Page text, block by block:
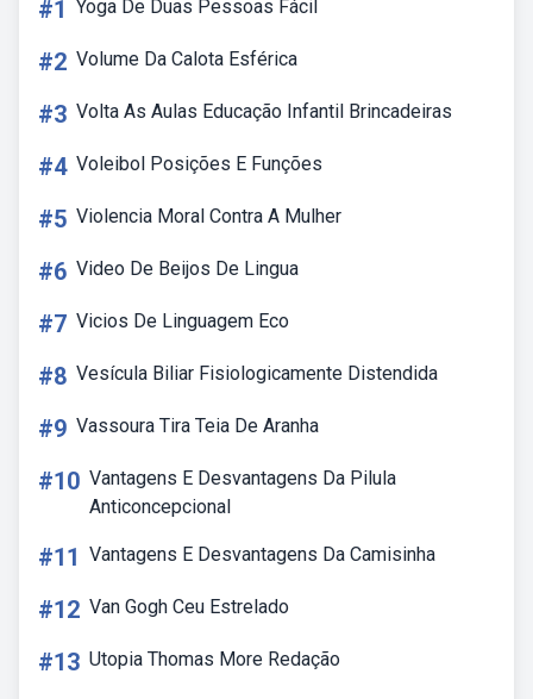
#1 Yoga De Duas Pessoas Fácil
#2 Volume Da Calota Esférica
#3 Volta As Aulas Educação Infantil Brincadeiras
#4 Voleibol Posições E Funções
#5 Violencia Moral Contra A Mulher
#6 Video De Beijos De Lingua
#7 Vicios De Linguagem Eco
#8 Vesícula Biliar Fisiologicamente Distendida
#9 Vassoura Tira Teia De Aranha
#10 Vantagens E Desvantagens Da Pilula
Anticoncepcional
#11 Vantagens E Desvantagens Da Camisinha
#12 Van Gogh Ceu Estrelado
#13 Utopia Thomas More Redação